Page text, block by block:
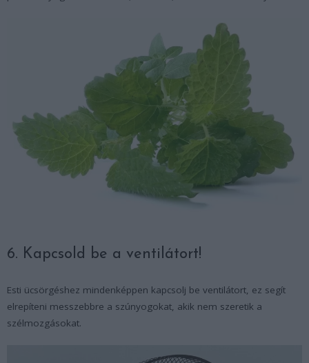
6. Kapcsold be a ventilátort!
Esti ücsörgéshez mindenképpen kapcsolj be ventilátort, ez segít
elrepíteni messzebbre a szúnyogokat, akik nem szeretik a
szélmozgásokat.